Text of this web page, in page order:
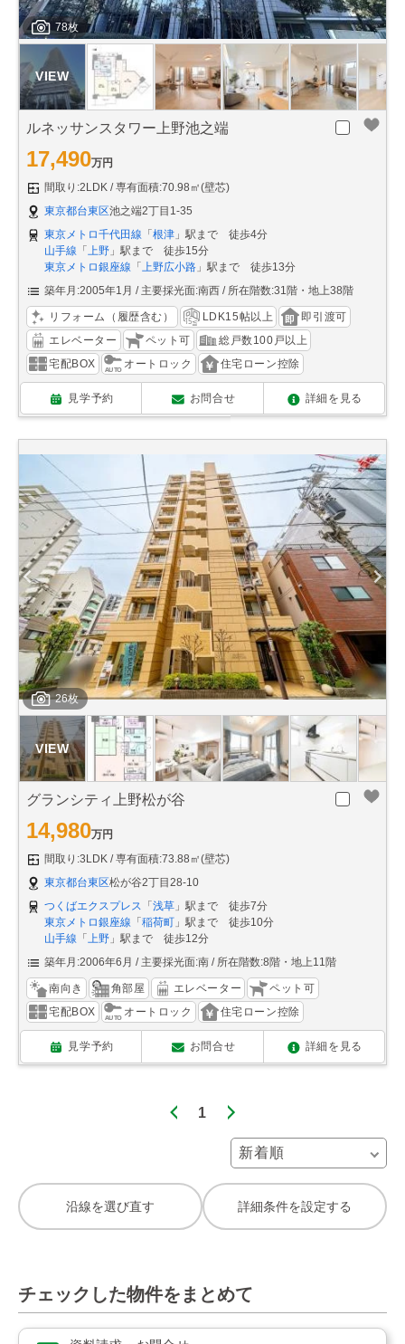
78枚
ルネッサンスタワー上野池之端
17,490万円
間取り:2LDK
専有面積:70.98㎡(壁芯)
東京都台東区池之端2丁目1-35
東京メトロ千代田線 「根津 」駅まで 徒歩4分
山手線 「 上野 」駅まで 徒歩15分
東京メトロ銀座線 「 上野広小路 」駅まで 徒歩13分
築年月:2005年1月
主要採光面:南西 所在階数:31階・地上38階
リフォーム（履歴含む） LDK15帖以上
即引渡可
エレベーター
ペット可
総戸数100戸以上
宅配BOX
オートロック 住宅ローン控除
見学予約 お問合せ 詳細を見る
26枚
グランシティ上野松が谷
14,980万円
間取り:3LDK
専有面積:73.88㎡(壁芯)
東京都台東区松が谷2丁目28-10
つくばエクスプレス 「 浅草 」駅まで 徒歩7分
東京メトロ銀座線 「 稲荷町 」駅まで 徒歩10分
山手線 「 上野 」駅まで 徒歩12分
築年月:2006年6月
主要採光面:南 所在階数:8階・地上11階
南向き 角部屋 エレベーター
ペット可
宅配BOX
オートロック 住宅ローン控除
見学予約 お問合せ 詳細を見る
1
沿線を選び直す 詳細条件を設定する
チェックした物件をまとめて